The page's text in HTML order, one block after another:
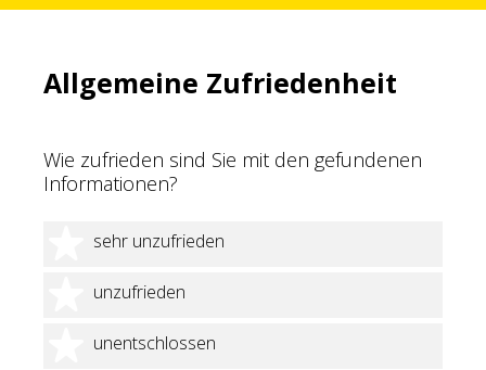
Allgemeine Zufriedenheit
Wie zufrieden sind Sie mit den gefundenen
Informationen?
sehr unzufrieden
1 Stern
unzufrieden
2 Sterne
unentschlossen
3 Sterne